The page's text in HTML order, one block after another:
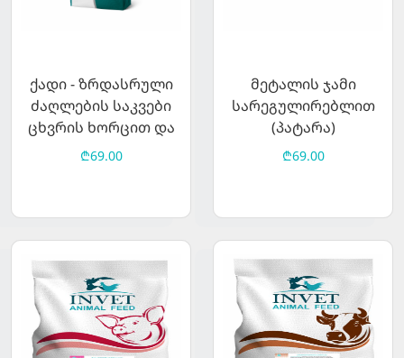
ქადი - ზრდასრული
ძაღლების საკვები
ცხვრის ხორცით და
ბრინჯით 15კგ
₾69.00
მეტალის ჯამი
სარეგულირებლით
(პატარა)
₾69.00